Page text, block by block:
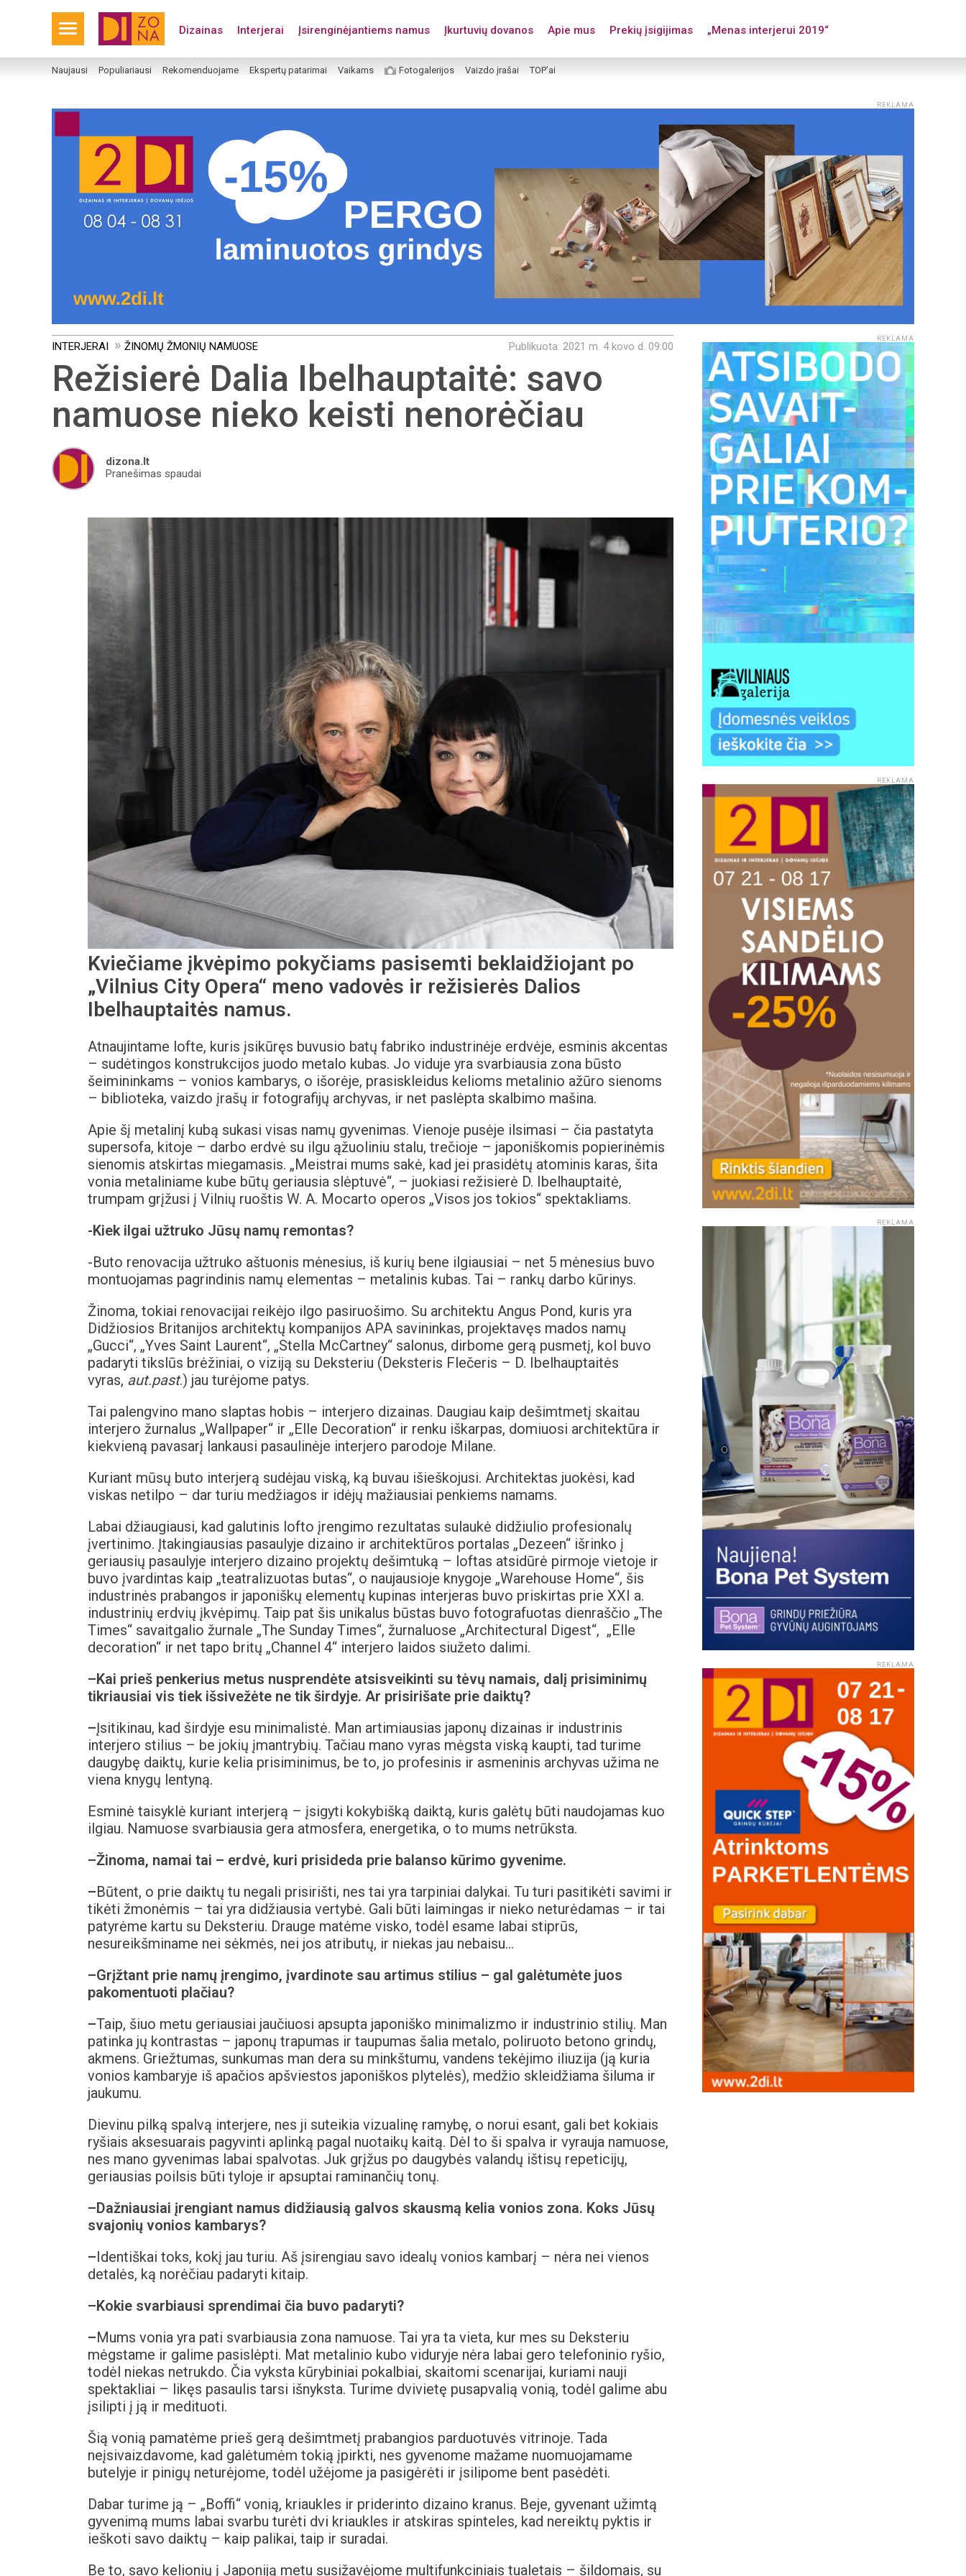
Dizainas Interjerai Įsirenginėjantiems namus Įkurtuvių dovanos Apie mus Prekių įsigijimas „Menas interjerui 2019“
Naujausi Populiariausi Rekomenduojame Ekspertų patarimai Vaikams Fotogalerijos Vaizdo įrašai TOP’ai
REKLAMA
INTERJERAI ŽINOMŲ ŽMONIŲ NAMUOSE Publikuota: 2021 m. 4 kovo d. 09:00
Režisierė Dalia Ibelhauptaitė: savo
namuose nieko keisti nenorėčiau
dizona.lt
Pranešimas spaudai
Kviečiame įkvėpimo pokyčiams pasisemti beklaidžiojant po
„Vilnius City Opera“ meno vadovės ir režisierės Dalios
Ibelhauptaitės namus.
Atnaujintame lofte, kuris įsikūręs buvusio batų fabriko industrinėje erdvėje, esminis akcentas
– sudėtingos konstrukcijos juodo metalo kubas. Jo viduje yra svarbiausia zona būsto
šeimininkams – vonios kambarys, o išorėje, prasiskleidus kelioms metalinio ažūro sienoms
– biblioteka, vaizdo įrašų ir fotografijų archyvas, ir net paslėpta skalbimo mašina.
Apie šį metalinį kubą sukasi visas namų gyvenimas. Vienoje pusėje ilsimasi – čia pastatyta
supersofa, kitoje – darbo erdvė su ilgu ąžuoliniu stalu, trečioje – japoniškomis popierinėmis
sienomis atskirtas miegamasis. „Meistrai mums sakė, kad jei prasidėtų atominis karas, šita
vonia metaliniame kube būtų geriausia slėptuvė“, – juokiasi režisierė D. Ibelhauptaitė,
trumpam grįžusi į Vilnių ruoštis W. A. Mocarto operos „Visos jos tokios“ spektakliams.
-Kiek ilgai užtruko Jūsų namų remontas?
-Buto renovacija užtruko aštuonis mėnesius, iš kurių bene ilgiausiai – net 5 mėnesius buvo
montuojamas pagrindinis namų elementas – metalinis kubas. Tai – rankų darbo kūrinys.
Žinoma, tokiai renovacijai reikėjo ilgo pasiruošimo. Su architektu Angus Pond, kuris yra
Didžiosios Britanijos architektų kompanijos APA savininkas, projektavęs mados namų
„Gucci“, „Yves Saint Laurent“, „Stella McCartney“ salonus, dirbome gerą pusmetį, kol buvo
padaryti tikslūs brėžiniai, o viziją su Deksteriu (Deksteris Flečeris – D. Ibelhauptaitės
vyras, aut.past.) jau turėjome patys.
Tai palengvino mano slaptas hobis – interjero dizainas. Daugiau kaip dešimtmetį skaitau
interjero žurnalus „Wallpaper“ ir „Elle Decoration“ ir renku iškarpas, domiuosi architektūra ir
kiekvieną pavasarį lankausi pasaulinėje interjero parodoje Milane.
Kuriant mūsų buto interjerą sudėjau viską, ką buvau išieškojusi. Architektas juokėsi, kad
viskas netilpo – dar turiu medžiagos ir idėjų mažiausiai penkiems namams.
Labai džiaugiausi, kad galutinis lofto įrengimo rezultatas sulaukė didžiulio profesionalų
įvertinimo. Įtakingiausias pasaulyje dizaino ir architektūros portalas „Dezeen“ išrinko į
geriausių pasaulyje interjero dizaino projektų dešimtuką – loftas atsidūrė pirmoje vietoje ir
buvo įvardintas kaip „teatralizuotas butas“, o naujausioje knygoje „Warehouse Home“, šis
industrinės prabangos ir japoniškų elementų kupinas interjeras buvo priskirtas prie XXI a.
industrinių erdvių įkvėpimų. Taip pat šis unikalus būstas buvo fotografuotas dienraščio „The
Times“ savaitgalio žurnale „The Sunday Times“, žurnaluose „Architectural Digest“, „Elle
decoration“ ir net tapo britų „Channel 4“ interjero laidos siužeto dalimi.
–Kai prieš penkerius metus nusprendėte atsisveikinti su tėvų namais, dalį prisiminimų
tikriausiai vis tiek išsivežėte ne tik širdyje. Ar prisirišate prie daiktų?
–Įsitikinau, kad širdyje esu minimalistė. Man artimiausias japonų dizainas ir industrinis
interjero stilius – be jokių įmantrybių. Tačiau mano vyras mėgsta viską kaupti, tad turime
daugybę daiktų, kurie kelia prisiminimus, be to, jo profesinis ir asmeninis archyvas užima ne
viena knygų lentyną.
Esminė taisyklė kuriant interjerą – įsigyti kokybišką daiktą, kuris galėtų būti naudojamas kuo
ilgiau. Namuose svarbiausia gera atmosfera, energetika, o to mums netrūksta.
–Žinoma, namai tai – erdvė, kuri prisideda prie balanso kūrimo gyvenime.
–Būtent, o prie daiktų tu negali prisirišti, nes tai yra tarpiniai dalykai. Tu turi pasitikėti savimi ir
tikėti žmonėmis – tai yra didžiausia vertybė. Gali būti laimingas ir nieko neturėdamas – ir tai
patyrėme kartu su Deksteriu. Drauge matėme visko, todėl esame labai stiprūs,
nesureikšminame nei sėkmės, nei jos atributų, ir niekas jau nebaisu…
–Grįžtant prie namų įrengimo, įvardinote sau artimus stilius – gal galėtumėte juos
pakomentuoti plačiau?
–Taip, šiuo metu geriausiai jaučiuosi apsupta japoniško minimalizmo ir industrinio stilių. Man
patinka jų kontrastas – japonų trapumas ir taupumas šalia metalo, poliruoto betono grindų,
akmens. Griežtumas, sunkumas man dera su minkštumu, vandens tekėjimo iliuzija (ją kuria
vonios kambaryje iš apačios apšviestos japoniškos plytelės), medžio skleidžiama šiluma ir
jaukumu.
Dievinu pilką spalvą interjere, nes ji suteikia vizualinę ramybę, o norui esant, gali bet kokiais
ryšiais aksesuarais pagyvinti aplinką pagal nuotaikų kaitą. Dėl to ši spalva ir vyrauja namuose,
nes mano gyvenimas labai spalvotas. Juk grįžus po daugybės valandų ištisų repeticijų,
geriausias poilsis būti tyloje ir apsuptai raminančių tonų.
–Dažniausiai įrengiant namus didžiausią galvos skausmą kelia vonios zona. Koks Jūsų
svajonių vonios kambarys?
– Identiškai toks, kokį jau turiu. Aš įsirengiau savo idealų vonios kambarį – nėra nei vienos
detalės, ką norėčiau padaryti kitaip.
–Kokie svarbiausi sprendimai čia buvo padaryti?
–Mums vonia yra pati svarbiausia zona namuose. Tai yra ta vieta, kur mes su Deksteriu
mėgstame ir galime pasislėpti. Mat metalinio kubo viduryje nėra labai gero telefoninio ryšio,
todėl niekas netrukdo. Čia vyksta kūrybiniai pokalbiai, skaitomi scenarijai, kuriami nauji
spektakliai – likęs pasaulis tarsi išnyksta. Turime dvivietę pusapvalią vonią, todėl galime abu
įsilipti į ją ir medituoti.
Šią vonią pamatėme prieš gerą dešimtmetį prabangios parduotuvės vitrinoje. Tada
neįsivaizdavome, kad galėtumėm tokią įpirkti, nes gyvenome mažame nuomuojamame
butelyje ir pinigų neturėjome, todėl užėjome ja pasigėrėti ir įsilipome bent pasėdėti.
Dabar turime ją – „Boffi“ vonią, kriaukles ir priderinto dizaino kranus. Beje, gyvenant užimtą
gyvenimą mums labai svarbu turėti dvi kriaukles ir atskiras spinteles, kad nereiktų pyktis ir
ieškoti savo daiktų – kaip palikai, taip ir suradai.
Be to, savo kelionių į Japoniją metu susižavėjome multifunkciniais tualetais – šildomais, su
REKLAMA
REKLAMA
REKLAMA
REKLAMA